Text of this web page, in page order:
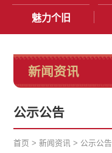
魅力个旧
新闻资讯
公示公告
首页 >新闻资讯 > 公示公告